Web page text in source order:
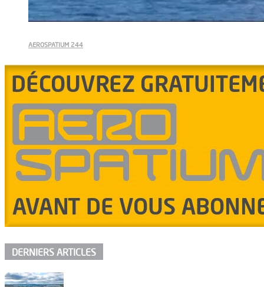
AEROSPATIUM 244
DERNIERS ARTICLES